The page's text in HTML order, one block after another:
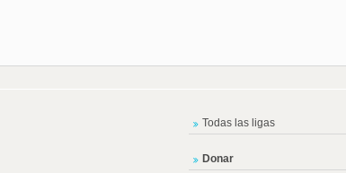
Todas las ligas
Donar